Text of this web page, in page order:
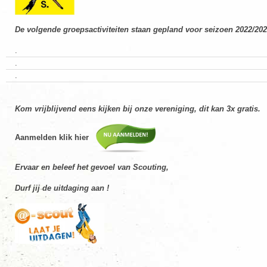
De volgende groepsactiviteiten staan gepland voor seizoen 2022/
.
.
.
Kom vrijblijvend eens kijken bij onze vereniging, dit kan 3x gratis.
Aanmelden klik hier
Ervaar en beleef het gevoel van Scouting,
Durf jij de uitdaging aan !